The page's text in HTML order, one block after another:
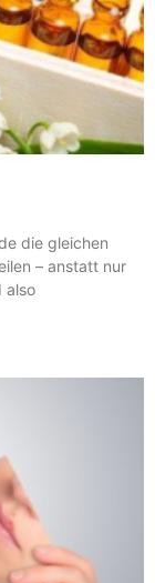
die gleichen
– anstatt nur
also